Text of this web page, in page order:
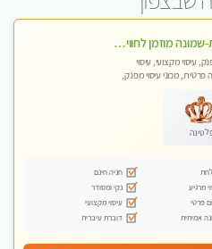
בקרית-שמונה מוזמן לחוויה בלתי נשכחת מעסה איכותית מקצועית ומפנקת- ללא מין !!
עיסוי מקצועי, עיסוי
פרטית, מכוני עיסוי מפנק,
חניה חינם
מרגיע
נקי ומסודר
פרטי
עיסוי מקצועי
אמיתית
דוברת עיברית